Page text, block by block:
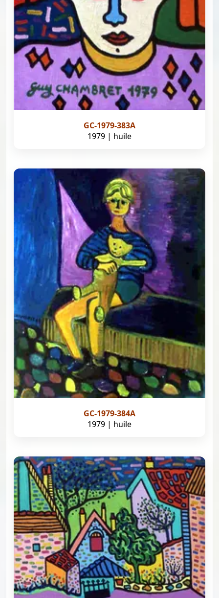
GC-1979-383A
1979 | huile
GC-1979-384A
1979 | huile